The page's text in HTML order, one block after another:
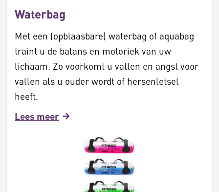
Waterbag
Met een (opblaasbare) waterbag of aquabag
traint u de balans en motoriek van uw
lichaam. Zo voorkomt u vallen en angst voor
vallen als u ouder wordt of hersenletsel
heeft.
Lees meer